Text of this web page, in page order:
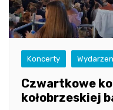
Koncerty
Czwartkowe
kołobrzeskiej